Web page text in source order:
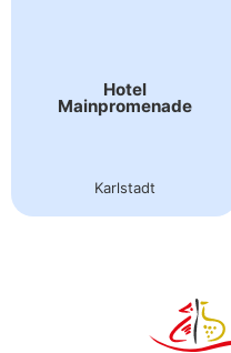
Hotel
Mainpromenade
Karlstadt